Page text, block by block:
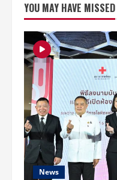
โรงแรม
แคน
ทารี
กบินทร์บุรี
YOU MAY HAVE MISSED
News